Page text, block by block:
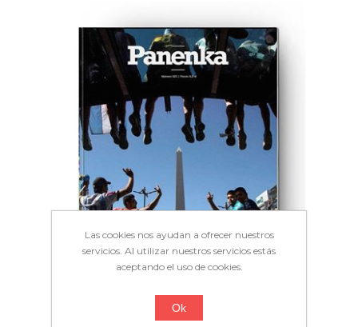
Las cookies nos ayudan a ofrecer nuestros
servicios. Al utilizar nuestros servicios estás
aceptando el uso de cookies.
Ok